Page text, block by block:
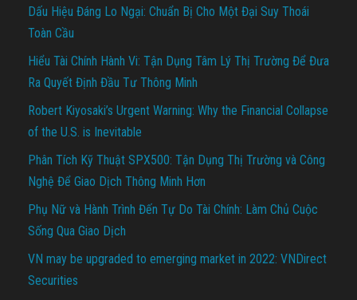
Dấu Hiệu Đáng Lo Ngại: Chuẩn Bị Cho Một Đại Suy Thoái
Toàn Cầu
Hiểu Tài Chính Hành Vi: Tận Dụng Tâm Lý Thị Trường Để Đưa
Ra Quyết Định Đầu Tư Thông Minh
Robert Kiyosaki’s Urgent Warning: Why the Financial Collapse
of the U.S. is Inevitable
Phân Tích Kỹ Thuật SPX500: Tận Dụng Thị Trường và Công
Nghệ Để Giao Dịch Thông Minh Hơn
Phụ Nữ và Hành Trình Đến Tự Do Tài Chính: Làm Chủ Cuộc
Sống Qua Giao Dịch
VN may be upgraded to emerging market in 2022: VNDirect
Securities